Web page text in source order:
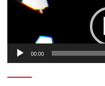
Video
00:00